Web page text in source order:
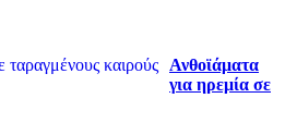
Ανθοϊάματα
για ηρεμία σε